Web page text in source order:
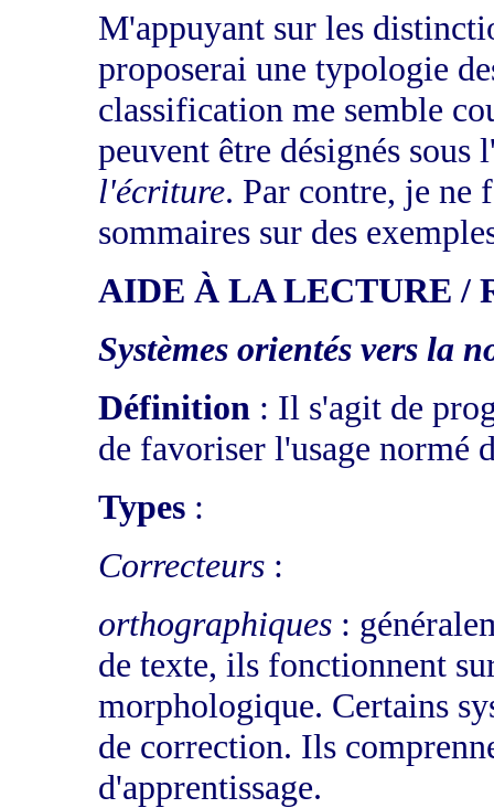
M'appuyant sur les
proposerai une typologie
classification me semble
peuvent être désignés
l'écriture. Par contre, je ne
sommaires sur des
AIDE À LA LECTURE /
Systèmes orientés vers la
Définition : Il s'agit de
de favoriser l'usage normé
Types:
Correcteurs:
orthographiques:
de texte, ils fonctionnent
morphologique. Certains
de correction. Ils
d'apprentissage.